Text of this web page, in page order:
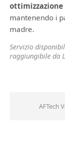
mantenendo i
madre.
Servizio
raggiungibile da
AFTech